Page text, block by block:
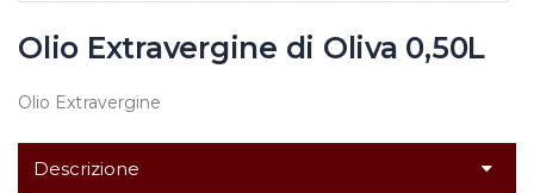
Olio Extravergine di Oliva 0,50L
Olio Extravergine
Descrizione